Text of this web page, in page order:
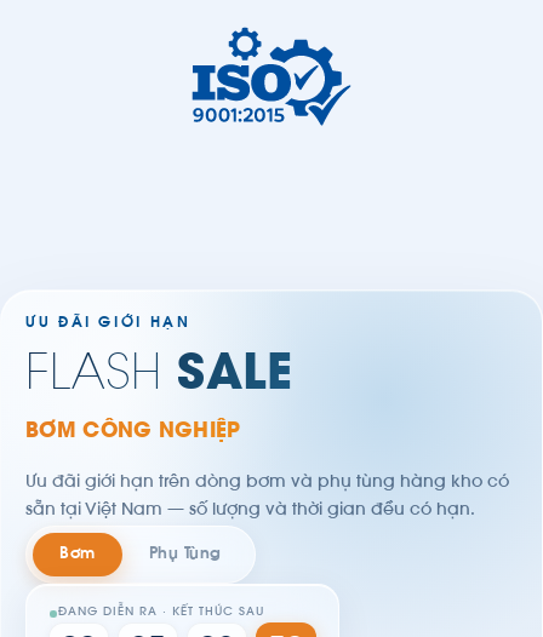
ƯU ĐÃI GIỚI HẠN
FLASH SALE
BƠM CÔNG NGHIỆP
Ưu đãi giới hạn trên dòng bơm và phụ tùng hàng kho có
sẵn tại Việt Nam — số lượng và thời gian đều có hạn.
Bơm Phụ Tùng
ĐANG DIỄN RA · KẾT THÚC SAU